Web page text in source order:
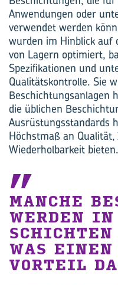
Anwendungen oder
verwendet werden
wurden im Hinblick auf
von Lagern optimiert,
Spezifikationen und
Qualitätskontrolle. Sie
Beschichtungsanlagen
die üblichen
Ausrüstungsstandards
Höchstmaß an
Wiederholbarkeit bieten.
MANCHE
WERDEN
SCHICHTEN
WAS EINEN
ORTEIL